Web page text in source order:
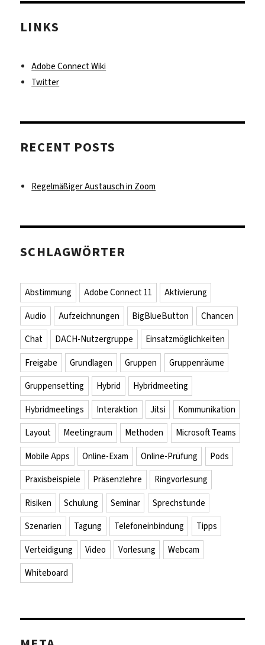
LINKS
Adobe Connect Wiki
Twitter
RECENT POSTS
Regelmäßiger Austausch in Zoom
SCHLAGWÖRTER
Abstimmung Adobe Connect 11
Aktivierung
Audio
Aufzeichnungen BigBlueButton
Chancen
Chat
DACH-Nutzergruppe
Einsatzmöglichkeiten
Freigabe
Grundlagen Gruppen
Gruppenräume
Gruppensetting
Hybrid
Hybridmeeting
Hybridmeetings
Interaktion Jitsi
Kommunikation
Layout
Meetingraum Methoden
Microsoft Teams
Mobile Apps
Online-Exam Online-Prüfung
Pods
Praxisbeispiele
Präsenzlehre
Ringvorlesung
Risiken
Schulung Seminar
Sprechstunde
Szenarien
Tagung Telefoneinbindung
Tipps
Verteidigung
Video Vorlesung
Webcam
Whiteboard